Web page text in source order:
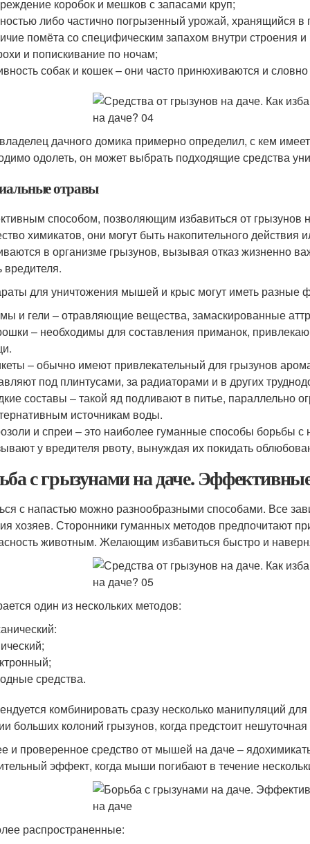
коробок и мешков с запасами круп;
либо частично погрызенный урожай, хранящийся в
помёта со специфическим запахом внутри строения
и попискивание по ночам;
собак и кошек – они часто принюхиваются и
дачного домика примерно определил, с кем
одолеть, он может выбрать подходящие средства
отравы
способом, позволяющим избавиться от грызунов
химикатов, они могут быть накопительного
в организме грызунов, вызывая отказ жизненно
вредителя.
для уничтожения мышей и крыс могут иметь разные
и гели – отравляющие вещества, замаскированные
– необходимы для составления приманок,
– обычно имеют привлекательный для грызунов
под плинтусами, за радиаторами и в других
составы – такой яд подливают в питье, параллельно
источникам воды.
и спреи – это наиболее гуманные способы борьбы
у вредителя рвоту, вынуждая их покидать
с грызунами на даче.
с напастью можно разнообразными способами. Все
хозяев. Сторонники гуманных методов предпочитают
животным. Желающим избавиться быстро и
один из нескольких методов:
средства.
комбинировать сразу несколько манипуляций
больших колоний грызунов, когда предстоит
и проверенное средство от мышей на даче –
эффект, когда мыши погибают в течение
распространенные: